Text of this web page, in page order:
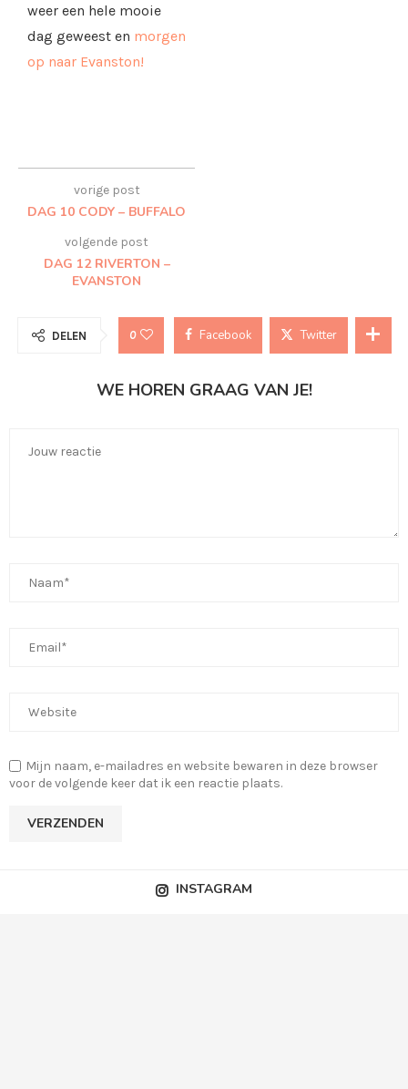
weer een hele mooie
dag geweest en morgen
op naar Evanston!
vorige post
DAG 10 CODY – BUFFALO
volgende post
DAG 12 RIVERTON –
EVANSTON
DELEN 0 Facebook Twitter
WE HOREN GRAAG VAN JE!
Mijn naam, e-mailadres en website bewaren in deze browser
voor de volgende keer dat ik een reactie plaats.
INSTAGRAM